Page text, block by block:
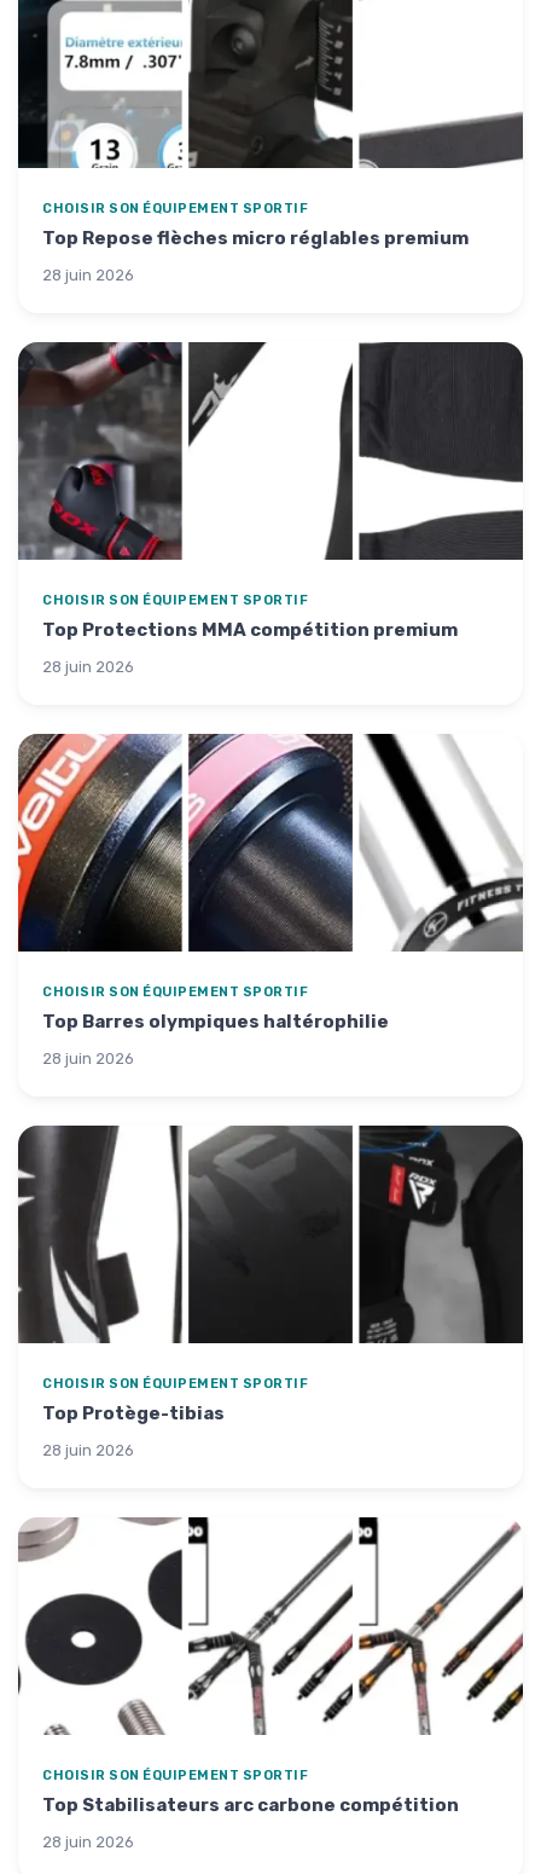
CHOISIR SON ÉQUIPEMENT SPORTIF
Top Repose flèches micro réglables premium
28 juin 2026
CHOISIR SON ÉQUIPEMENT SPORTIF
Top Protections MMA compétition premium
28 juin 2026
CHOISIR SON ÉQUIPEMENT SPORTIF
Top Barres olympiques haltérophilie
28 juin 2026
CHOISIR SON ÉQUIPEMENT SPORTIF
Top Protège-tibias
28 juin 2026
CHOISIR SON ÉQUIPEMENT SPORTIF
Top Stabilisateurs arc carbone compétition
28 juin 2026